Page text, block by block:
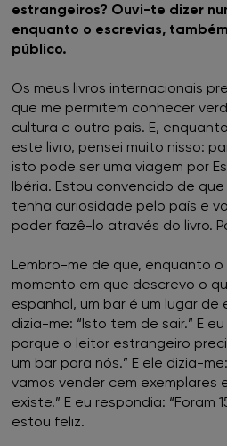
estrangeiros? Ouvi-te dizer
enquanto o escrevias,
público.
Os meus livros internacionais
que me permitem conhecer
cultura e outro país. E,
este livro, pensei muito nisso:
isto pode ser uma viagem por
Ibéria. Estou convencido de
tenha curiosidade pelo país e
poder fazê-lo através do livro.
Lembro-me de que, enquanto o
momento em que descrevo o
espanhol, um bar é um lugar de
dizia-me: “Isto tem de sair.” E
porque o leitor estrangeiro
um bar para nós.” E ele dizia-
vamos vender cem exemplares
existe.” E eu respondia: “Foram
estou feliz.